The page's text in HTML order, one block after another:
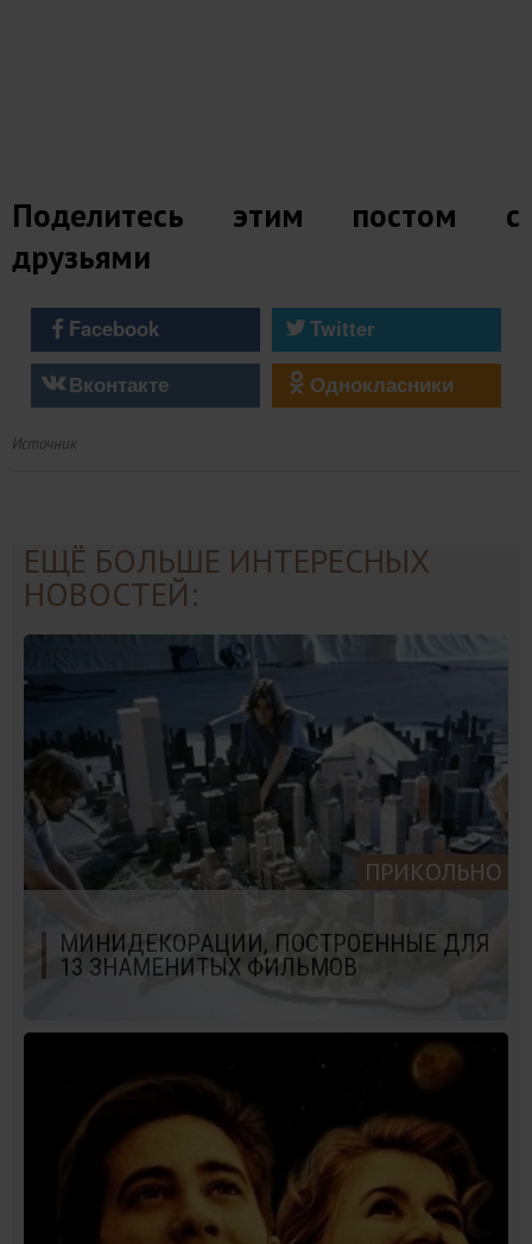
Поделитесь этим постом с
друзьями
Facebook
Twitter
Вконтакте
Однокласники
Источник
ЕЩЁ БОЛЬШЕ ИНТЕРЕСНЫХ
НОВОСТЕЙ:
ПРИКОЛЬНО
МИНИДЕКОРАЦИИ, ПОСТРОЕННЫЕ ДЛЯ
13 ЗНАМЕНИТЫХ ФИЛЬМОВ